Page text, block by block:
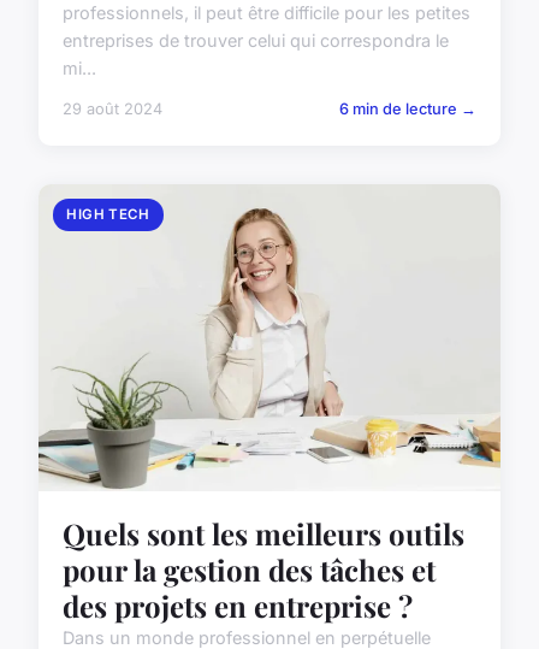
professionnels, il peut être difficile pour les petites
entreprises de trouver celui qui correspondra le
mi...
29 août 2024 6 min de lecture →
HIGH TECH
Quels sont les meilleurs outils
pour la gestion des tâches et
des projets en entreprise ?
Dans un monde professionnel en perpétuelle